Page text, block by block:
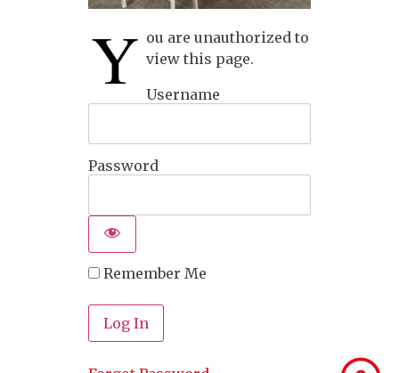
Y ou are unauthorized to
view this page.
Username
Password
Remember Me